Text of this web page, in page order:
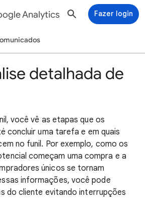
Analytics Fazer login
detalhada de
você vê as etapas que os
concluir uma tarefa e em quais
no funil. Por exemplo, como os
começam uma compra e a
únicos se tornam
informações, você pode
do cliente evitando interrupções